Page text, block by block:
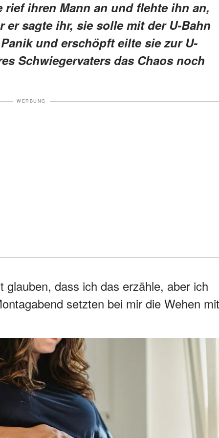
rief ihren Mann an und flehte ihn an,
er sagte ihr, sie solle mit der U-Bahn
und erschöpft eilte sie zur U-
Schwiegervaters das Chaos noch
WERBUNG
dass ich das erzähle, aber ich
setzten bei mir die Wehen mit